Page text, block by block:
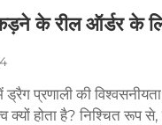
के रील ऑर्डर के
प्रणाली की
क्यों होता है? निश्चित रूप